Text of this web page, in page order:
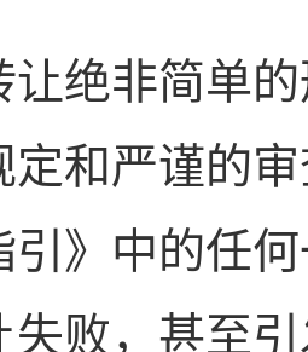
让绝非简单
定和严谨的
引》中的任
失败，甚至